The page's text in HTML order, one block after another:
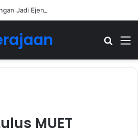
Jadi Ejen Hartanah
MUET